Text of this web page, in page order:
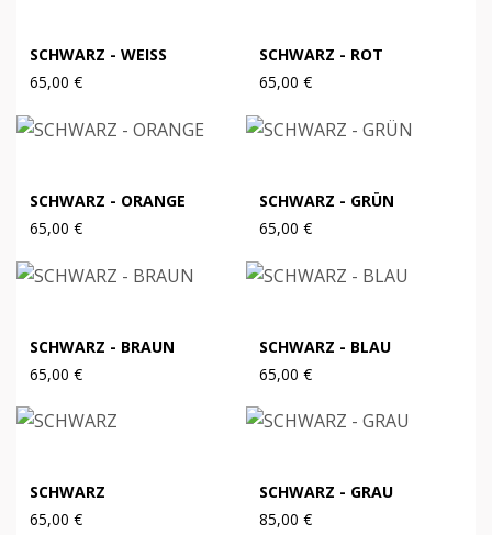
SCHWARZ - WEISS
65,00 €
SCHWARZ - ROT
65,00 €
SCHWARZ - ORANGE
65,00 €
SCHWARZ - GRÜN
65,00 €
SCHWARZ - BRAUN
65,00 €
SCHWARZ - BLAU
65,00 €
SCHWARZ
65,00 €
SCHWARZ - GRAU
85,00 €